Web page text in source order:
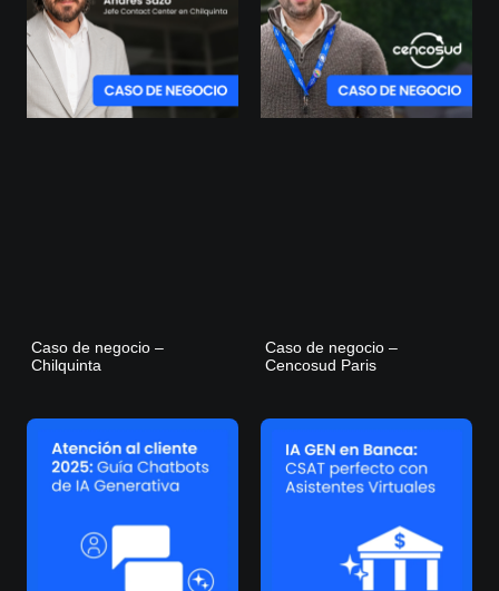
Caso de negocio –
Chilquinta
Caso de negocio –
Cencosud Paris